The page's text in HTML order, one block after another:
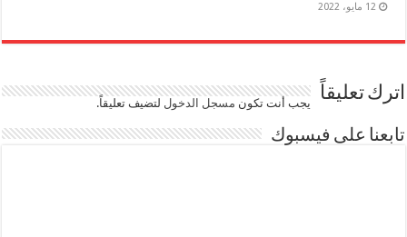
12 مايو، 2022
اترك تعليقاً يجب أنت تكون مسجل الدخوللتضيف تعليقاً.
تابعنا على فيسبوك